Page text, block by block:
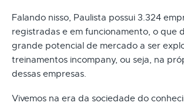
Falando nisso, Paulista possui 3.324
registradas e em funcionamento, o que
grande potencial de mercado a ser
treinamentos incompany, ou seja, na
dessas empresas.
Vivemos na era da sociedade do